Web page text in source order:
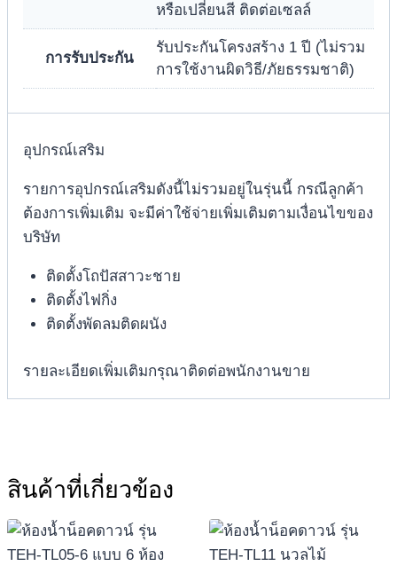
หรือเปลี่ยนสี ติดต่อเซลล์
การรับประกัน
รับประกันโครงสร้าง 1 ปี (ไม่รวม
การใช้งานผิดวิธี/ภัยธรรมชาติ)
อุปกรณ์เสริม
รายการอุปกรณ์เสริมดังนี้ไม่รวมอยู่ในรุ่นนี้ กรณีลูกค้า
ต้องการเพิ่มเติม จะมีค่าใช้จ่ายเพิ่มเติมตามเงื่อนไขของ
บริษัท
ติดตั้งโถปัสสาวะชาย
ติดตั้งไฟกิ่ง
ติดตั้งพัดลมติดผนัง
รายละเอียดเพิ่มเติมกรุณาติดต่อพนักงานขาย
สินค้าที่เกี่ยวข้อง